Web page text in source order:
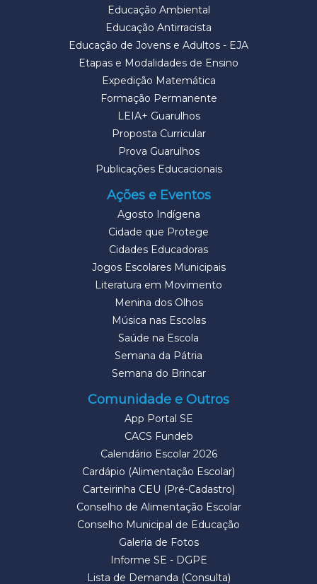
Educação Ambiental
Educação Antirracista
Educação de Jovens e Adultos - EJA
Etapas e Modalidades de Ensino
Expedição Matemática
Formação Permanente
LEIA+ Guarulhos
Proposta Curricular
Prova Guarulhos
Publicações Educacionais
Ações e Eventos
Agosto Indígena
Cidade que Protege
Cidades Educadoras
Jogos Escolares Municipais
Literatura em Movimento
Menina dos Olhos
Música nas Escolas
Saúde na Escola
Semana da Pátria
Semana do Brincar
Comunidade e Outros
App Portal SE
CACS Fundeb
Calendário Escolar 2026
Cardápio (Alimentação Escolar)
Carteirinha CEU (Pré-Cadastro)
Conselho de Alimentação Escolar
Conselho Municipal de Educação
Galeria de Fotos
Informe SE - DGPE
Lista de Demanda (Consulta)